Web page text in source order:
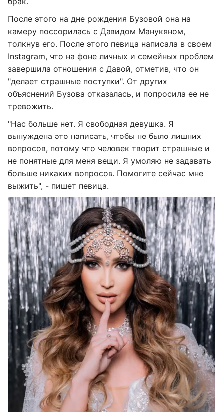
После этого на дне рождения Бузовой она на
камеру поссорилась с Давидом Манукяном,
толкнув его. После этого певица написала в своем
Instagram, что на фоне личных и семейных проблем
завершила отношения с Давой, отметив, что он
"делает страшные поступки". От других
объяснений Бузова отказалась, и попросила ее не
тревожить.
"Нас больше нет. Я свободная девушка. Я
вынуждена это написать, чтобы не было лишних
вопросов, потому что человек творит страшные и
не понятные для меня вещи. Я умоляю не задавать
больше никаких вопросов. Помогите сейчас мне
выжить", - пишет певица.